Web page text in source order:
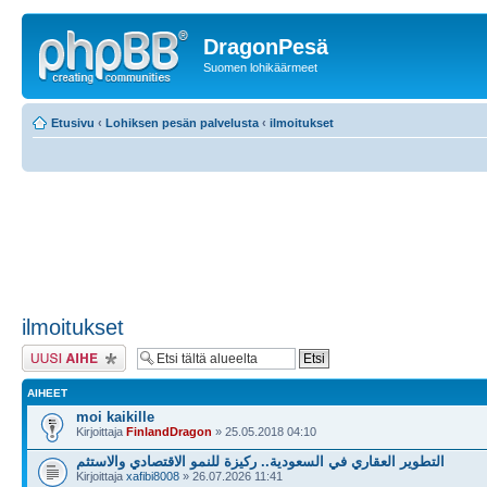
DragonPesä
Suomen lohikäärmeet
Etusivu ‹ Lohiksen pesän palvelusta ‹ ilmoitukset
ilmoitukset
Lähetä uusi viesti
AIHEET
moi kaikille
Kirjoittaja FinlandDragon » 25.05.2018 04:10
التطوير العقاري في السعودية.. ركيزة للنمو الاقتصادي والاستثم
Kirjoittaja xafibi8008 » 26.07.2026 11:41